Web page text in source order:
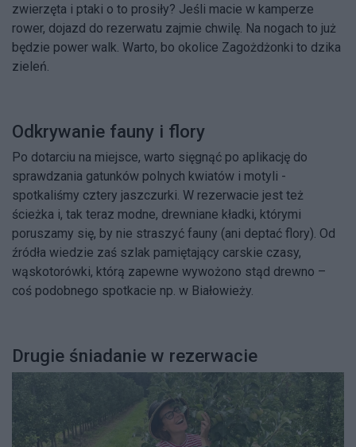
zwierzęta i ptaki o to prosiły? Jeśli macie w kamperze
rower, dojazd do rezerwatu zajmie chwilę. Na nogach to już
będzie power walk. Warto, bo okolice Zagożdżonki to dzika
zieleń.
Odkrywanie fauny i flory
Po dotarciu na miejsce, warto sięgnąć po aplikację do
sprawdzania gatunków polnych kwiatów i motyli -
spotkaliśmy cztery jaszczurki. W rezerwacie jest też
ścieżka i, tak teraz modne, drewniane kładki, którymi
poruszamy się, by nie straszyć fauny (ani deptać flory). Od
źródła wiedzie zaś szlak pamiętający carskie czasy,
wąskotorówki, którą zapewne wywożono stąd drewno –
coś podobnego spotkacie np. w Białowieży.
Drugie śniadanie w rezerwacie